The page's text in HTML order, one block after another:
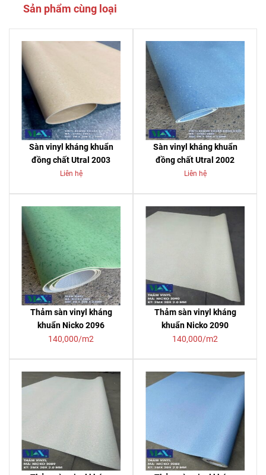
Sản phẩm cùng loại
Sàn vinyl kháng khuẩn
đồng chất Utral 2003
Liên hệ
Sàn vinyl kháng khuẩn
đồng chất Utral 2002
Liên hệ
Thảm sàn vinyl kháng
khuẩn Nicko 2096
140,000/m2
Thảm sàn vinyl kháng
khuẩn Nicko 2090
140,000/m2